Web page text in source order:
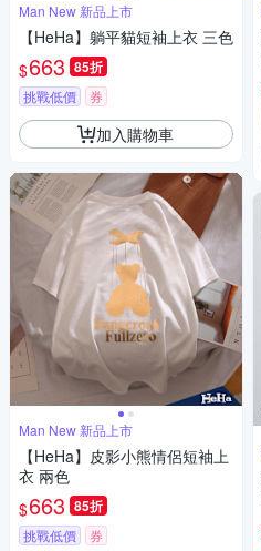
Man New 新品上市
【HeHa】躺平貓短袖上衣 三色
$663 85折
挑戰低價 券
加入購物車
Man New 新品上市
【HeHa】皮影小熊情侶短袖上
衣 兩色
$663 85折
挑戰低價 券